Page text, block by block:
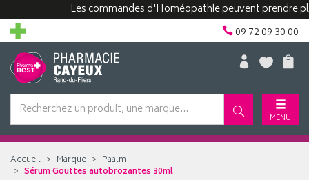
Les commandes d'Homéopathie peuvent prendre plus
09 72 09 30 00
MENU
Accueil Marque
Paalm
Sérum Gouttes autobrozantes 30ml